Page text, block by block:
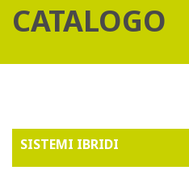
CATALOGO
SISTEMI IBRIDI